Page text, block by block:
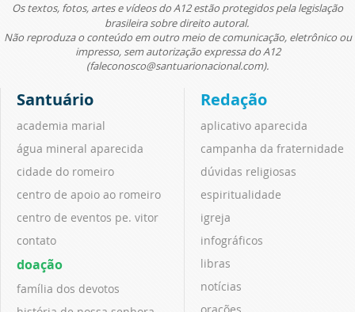
Os textos, fotos, artes e vídeos do A12 estão protegidos pela legislação
brasileira sobre direito autoral.
Não reproduza o conteúdo em outro meio de comunicação, eletrônico ou
impresso, sem autorização expressa do A12
(faleconosco@santuarionacional.com).
Santuário
academia marial
água mineral aparecida
cidade do romeiro
centro de apoio ao romeiro
centro de eventos pe. vitor
contato
doação
família dos devotos
Redação
aplicativo aparecida
campanha da fraternidade
dúvidas religiosas
espiritualidade
igreja
infográficos
libras
notícias